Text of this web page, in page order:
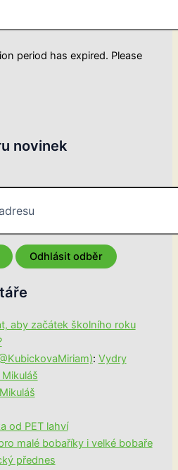
period has expired. Please
novinek
aby začátek školního roku
: Vydry
od PET lahví
malé bobaříky i velké bobaře
přednes